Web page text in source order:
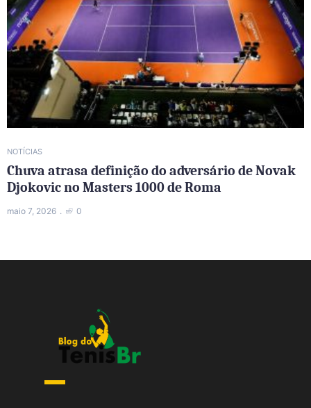
NOTÍCIAS
Chuva atrasa definição do adversário de Novak
Djokovic no Masters 1000 de Roma
maio 7, 2026 0